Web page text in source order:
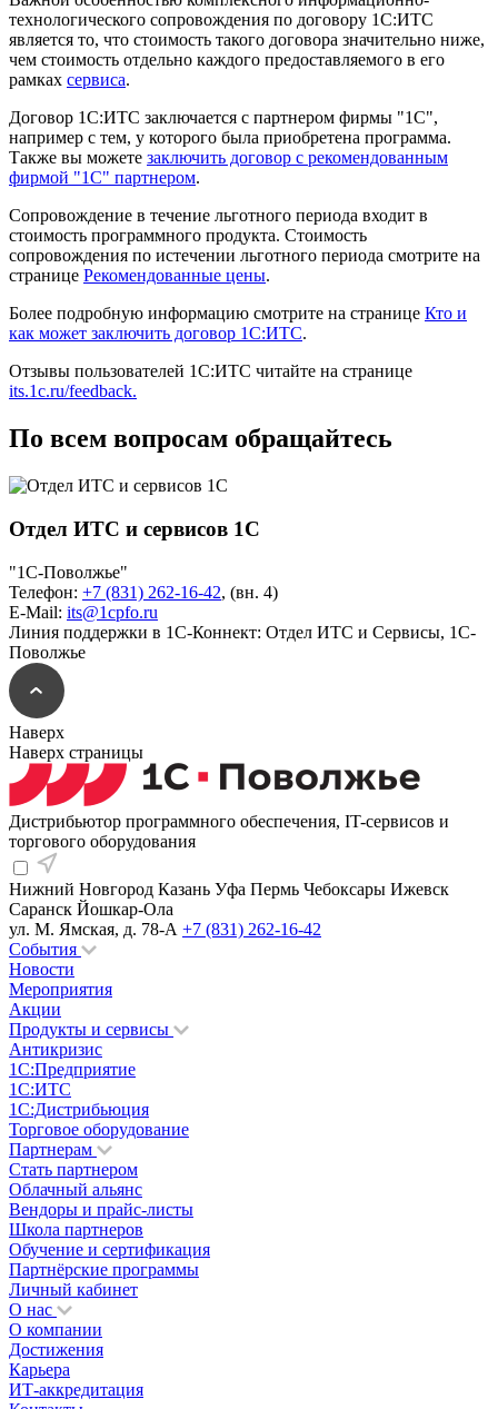
технологического сопровождения по договору 1С:ИТС
является то, что стоимость такого договора значительно ниже,
чем стоимость отдельно каждого предоставляемого в его
рамках сервиса.
Договор 1С:ИТС заключается с партнером фирмы "1С",
например с тем, у которого была приобретена программа.
Также вы можете заключить договор с рекомендованным
фирмой "1С" партнером.
Сопровождение в течение льготного периода входит в
стоимость программного продукта. Стоимость
сопровождения по истечении льготного периода смотрите на
странице Рекомендованные цены.
Более подробную информацию смотрите на странице Кто и
как может заключить договор 1С:ИТС.
Отзывы пользователей 1С:ИТС читайте на странице
its.1c.ru/feedback.
По всем вопросам обращайтесь
Отдел ИТС и сервисов 1С
"1С-Поволжье"
Телефон: +7 (831) 262-16-42, (вн. 4)
E-Mail: its@1cpfo.ru
Линия поддержки в 1С-Коннект: Отдел ИТС и Сервисы, 1С-
Поволжье
Наверх
Наверх страницы
Дистрибьютор программного обеспечения, IT-сервисов и
торгового оборудования
Нижний Новгород Казань Уфа Пермь Чебоксары Ижевск
Саранск Йошкар-Ола
ул. М. Ямская, д. 78-А +7 (831) 262-16-42
События
Новости
Мероприятия
Акции
Продукты и сервисы
Антикризис
1С:Предприятие
1С:ИТС
1С:Дистрибьюция
Торговое оборудование
Партнерам
Стать партнером
Облачный альянс
Вендоры и прайс-листы
Школа партнеров
Обучение и сертификация
Партнёрские программы
Личный кабинет
О нас
О компании
Достижения
Карьера
ИТ-аккредитация